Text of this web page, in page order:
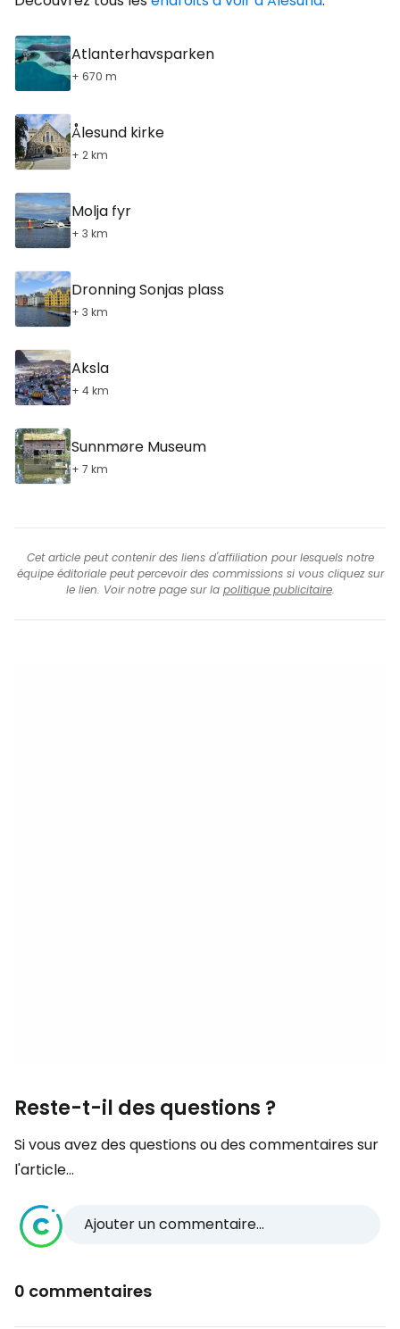
Atlanterhavsparken
+ 670 m
Ålesund kirke
+ 2 km
Molja fyr
+ 3 km
Dronning Sonjas plass
+ 3 km
Aksla
+ 4 km
Sunnmøre Museum
+ 7 km
Cet article peut contenir des liens d'affiliation pour lesquels notre
équipe éditoriale peut percevoir des commissions si vous cliquez sur
le lien. Voir notre page sur la politique publicitaire.
Reste-t-il des questions ?
Si vous avez des questions ou des commentaires sur
l'article...
Ajouter un commentaire...
0 commentaires